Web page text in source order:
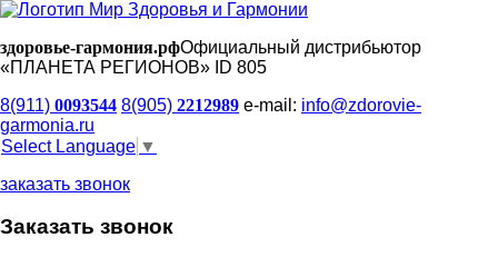
здоровье-гармония.рфОфициальный дистрибьютор
«ПЛАНЕТА РЕГИОНОВ» ID 805
8(911) 0093544 8(905) 2212989 e-mail: info@zdorovie-
garmonia.ru
Select Language ▼
заказать звонок
Заказать звонок